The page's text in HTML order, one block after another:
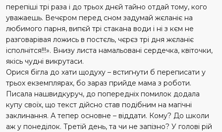
перепіші трі раза і до трьох днєй тайно отдай тому, кого
уважаешь. Вечєром перед сном задумай жєланіє на
любимого парня, випєй трі стакана води і ні з кєм не
разговарівая ложись в постєль, чєрєз трі дня жєланіє
ісполнітся!!!». Внизу листа намальовані сердечка, квіточки,
якісь чудні викрутаси.
Орися бігла до хати щодуху – встигнути б переписати у
трьох екземплярах, бо зараз прийде мама з роботи.
Писала нашвидкуруч, до попередніх помилок додала
купу своїх, що текст дійсно став подібним на магічні
заклинання. А тепер основне – віддати. Кому? До школи
аж у понеділок. Третій день, та чи не запізно? У голові рій